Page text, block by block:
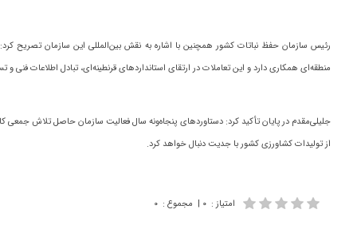
رئیس سازمان حفظ نباتات کشور همچنین با اشاره به نقش بین‌المللی این سازمان تصریح
منطقه‌ای همکاری دارد و این تعاملات در ارتقای استانداردهای قرنطینه‌ای، تبادل اطلاعات
جلیلی‌مقدم در پایان تأکید کرد: دستاوردهای پنجاه‌ونه سال فعالیت سازمان حاصل تلاش
از تولیدات کشاورزی کشور با جدیت دنبال خواهد کرد.
امتیاز : ۰ | مجموع : ۰